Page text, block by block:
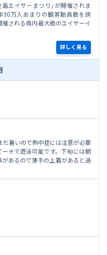
エイサーまつり」が開催されま
30万人あまりの観客動員数を誇
催される県内最大級のエイサーイ
詳しく見る
だ暑いので熱中症には注意が必要
チで遊泳可能です。下旬には朝
あるので薄手の上着があると過